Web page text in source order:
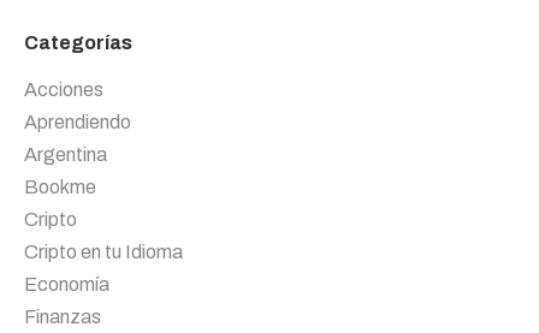
Categorías
Acciones
Aprendiendo
Argentina
Bookme
Cripto
Cripto en tu Idioma
Economía
Finanzas